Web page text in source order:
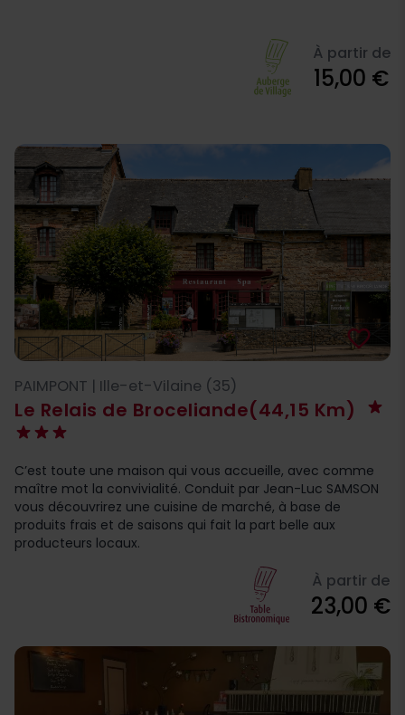
À partir de
15,00 €
Le Relais de Broceliande(44,15 Km)
favorite_border
PAIMPONT | Ille-et-Vilaine (35)
C’est toute une maison qui vous accueille, avec comme
maître mot la convivialité. Conduit par Jean-Luc SAMSON
vous découvrirez une cuisine de marché, à base de
produits frais et de saisons qui fait la part belle aux
producteurs locaux.
À partir de
23,00 €